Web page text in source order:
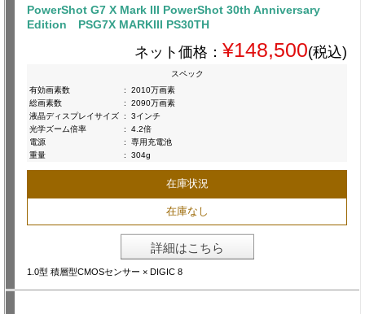
PowerShot G7 X Mark III PowerShot 30th Anniversary
Edition PSG7X MARKIII PS30TH
ネット価格： ¥148,500(税込)
スペック
有効画素数
:
2010万画素
総画素数
:
2090万画素
液晶ディスプレイサイズ :
3インチ
光学ズーム倍率
:
4.2倍
電源
:
専用充電池
重量
: 304g
在庫状況
在庫なし
詳細はこちら
1.0型 積層型CMOSセンサー × DIGIC 8